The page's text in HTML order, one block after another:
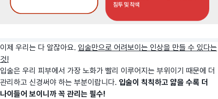
이제 우리는 다 알잖아요. 입술만으로 어려보이는 인상을 만들 수 있다는
것!
입술은 우리 피부에서 가장 노화가 빨리 이루어지는 부위이기 때문에 더
관리하고 신경써야 하는 부분이랍니다. 입술이 칙칙하고 얇을 수록 더
나이들어 보이니까 꼭 관리는 필수!